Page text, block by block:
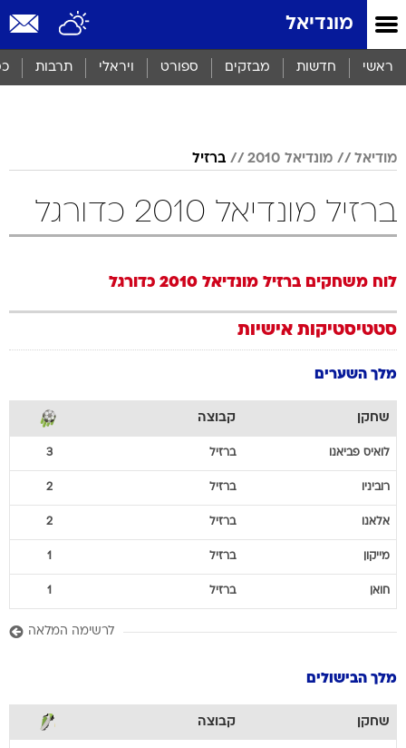
מונדיאל
ראשי חדשות מבזקים ספורט ויראלי תרבות
מודיאל מונדיאל 2010 ברזיל
ברזיל מונדיאל 2010 כדורגל
לוח משחקים ברזיל מונדיאל 2010 כדורגל
סטטיסטיקות אישיות
מלך השערים
שחקן קבוצה
לואיס פביאנו ברזיל 3
רוביניו ברזיל 2
אלאנו ברזיל 2
מייקון ברזיל 1
חואן ברזיל 1
לרשימה המלאה
מלך הבישולים
שחקן קבוצה